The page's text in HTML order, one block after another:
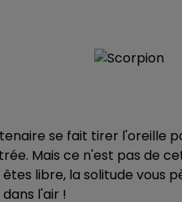
se fait tirer l'oreille
Mais ce n'est pas de
libre, la solitude vous
l'air !